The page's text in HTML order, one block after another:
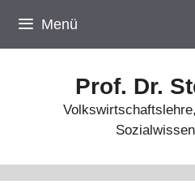
Inhalt
springen
Menü
Prof. Dr.